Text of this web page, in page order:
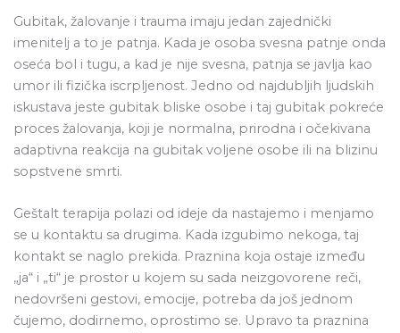
Gubitak, žalovanje i trauma imaju jedan zajednički
imenitelj a to je patnja. Kada je osoba svesna patnje onda
oseća bol i tugu, a kad je nije svesna, patnja se javlja kao
umor ili fizička iscrpljenost. Jedno od najdubljih ljudskih
iskustava jeste gubitak bliske osobe i taj gubitak pokreće
proces žalovanja, koji je normalna, prirodna i očekivana
adaptivna reakcija na gubitak voljene osobe ili na blizinu
sopstvene smrti.
Geštalt terapija polazi od ideje da nastajemo i menjamo
se u kontaktu sa drugima. Kada izgubimo nekoga, taj
kontakt se naglo prekida. Praznina koja ostaje između
„ja“ i „ti“ je prostor u kojem su sada neizgovorene reči,
nedovršeni gestovi, emocije, potreba da još jednom
čujemo, dodirnemo, oprostimo se. Upravo ta praznina